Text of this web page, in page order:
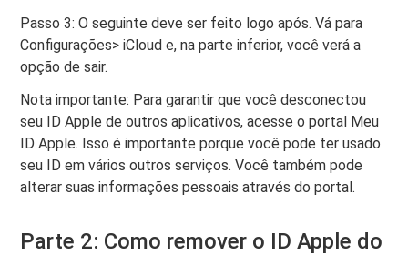
Passo 3: O seguinte deve ser feito logo após. Vá para
Configurações> iCloud e, na parte inferior, você verá a
opção de sair.
Nota importante: Para garantir que você desconectou
seu ID Apple de outros aplicativos, acesse o portal Meu
ID Apple. Isso é importante porque você pode ter usado
seu ID em vários outros serviços. Você também pode
alterar suas informações pessoais através do portal.
Parte 2: Como remover o ID Apple do